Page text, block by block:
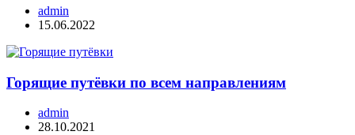
admin
15.06.2022
Горящие путёвки по всем направлениям
admin
28.10.2021